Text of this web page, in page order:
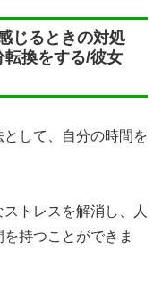
じるときの対処
換をする/彼女
して、自分の時間を
トレスを解消し、人
持つことができま